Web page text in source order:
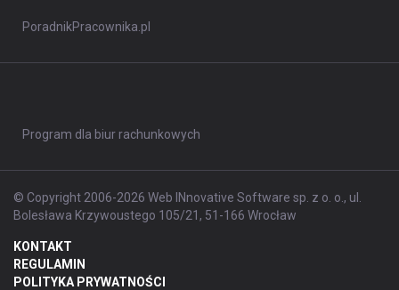
PoradnikPracownika.pl
Program dla biur rachunkowych
© Copyright 2006-2026 Web INnovative Software sp. z o. o., ul.
Bolesława Krzywoustego 105/21, 51-166 Wrocław
KONTAKT
REGULAMIN
POLITYKA PRYWATNOŚCI